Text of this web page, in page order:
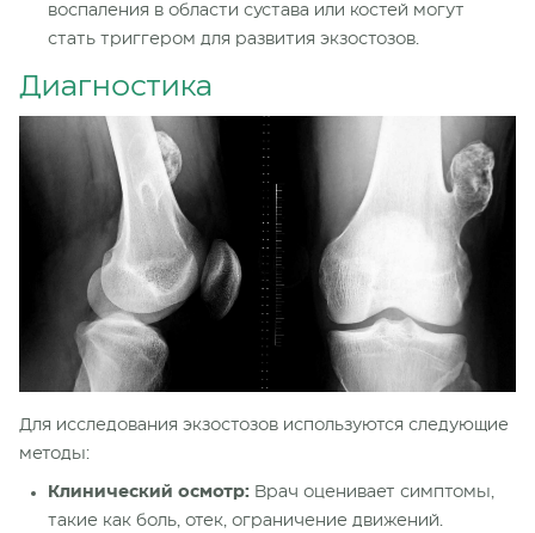
воспаления в области сустава или костей могут
стать триггером для развития экзостозов.
Диагностика
Для исследования экзостозов используются следующие
методы:
Клинический осмотр: Врач оценивает симптомы,
такие как боль, отек, ограничение движений.